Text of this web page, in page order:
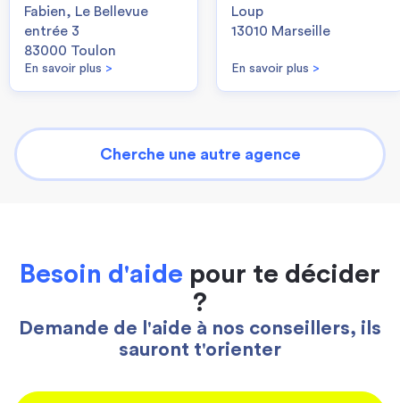
Fabien, Le Bellevue
entrée 3
83000 Toulon
En savoir plus >
Loup
13010 Marseille
En savoir plus >
Cherche une autre agence
Besoin d'aide pour te décider
?
Demande de l'aide à nos conseillers, ils
sauront t'orienter